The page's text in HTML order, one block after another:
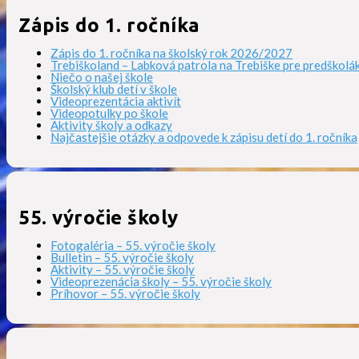
článku
Zápis do 1. ročníka
Zápis do 1. ročníka na školský rok 2026/2027
Trebiškoland – Labková patrola na Trebiške pre
Niečo o našej škole
Školský klub detí v škole
Videoprezentácia aktivít
Videopotulky po škole
Aktivity školy a odkazy
Najčastejšie otázky a odpovede k zápisu detí do 1. ročníka
55. výročie školy
Fotogaléria – 55. výročie školy
Bulletin – 55. výročie školy
Aktivity – 55. výročie školy
Videoprezenácia školy – 55. výročie školy
Príhovor – 55. výročie školy